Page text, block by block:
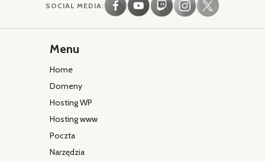
SOCIAL MEDIA:
Menu
Home
Domeny
Hosting WP
Hosting www
Poczta
Narzędzia